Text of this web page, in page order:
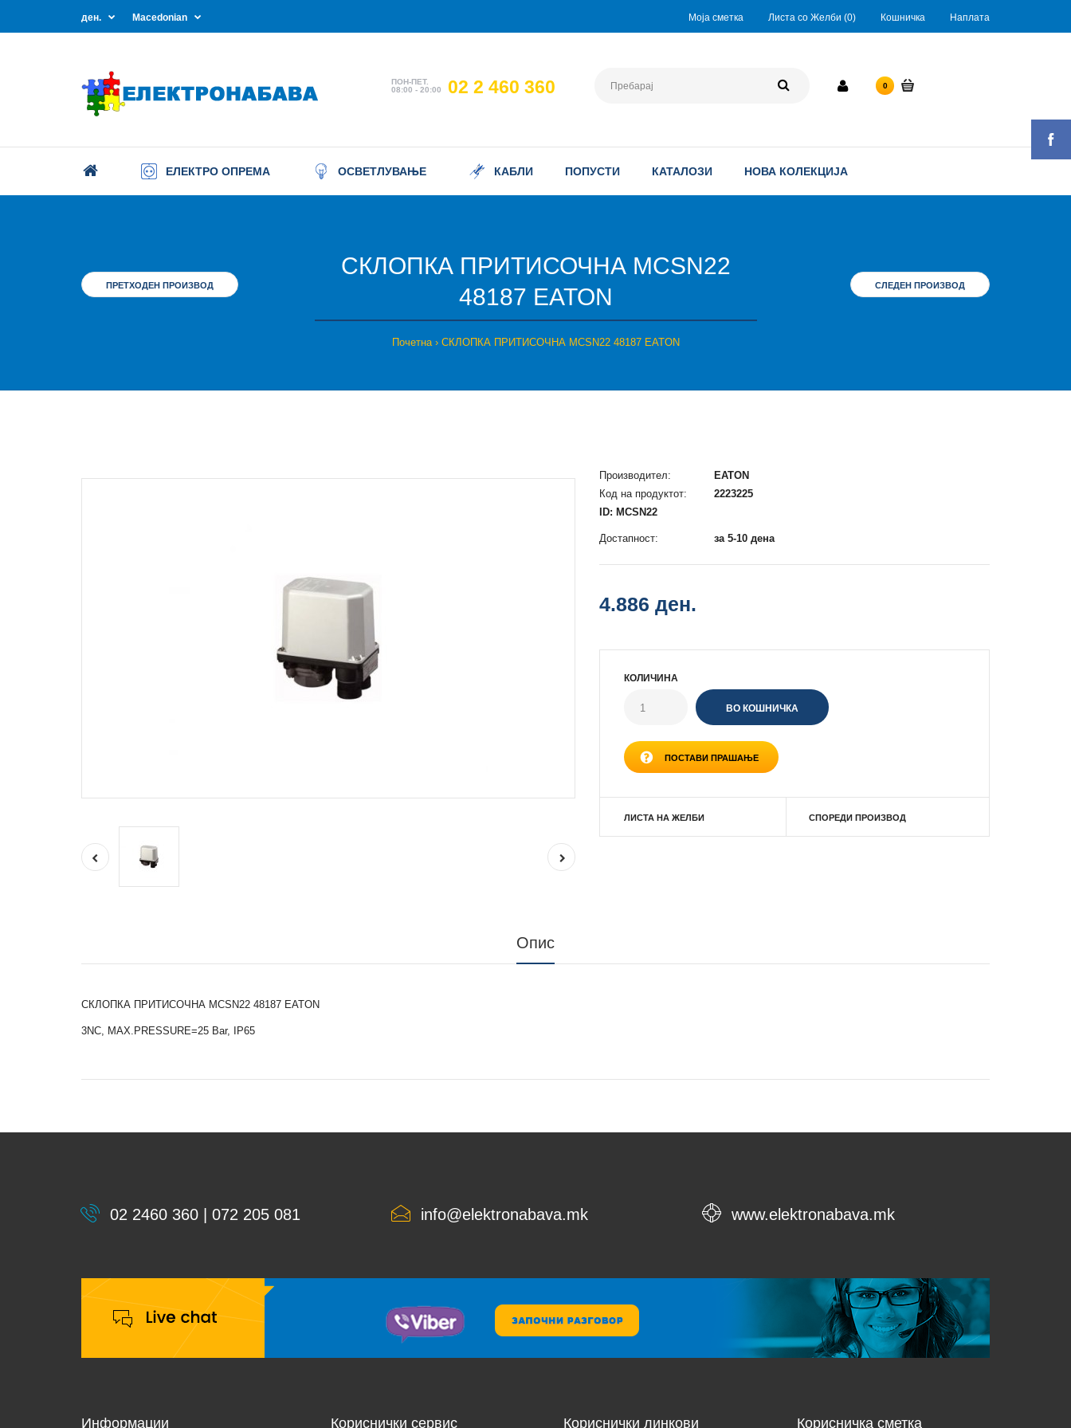
Моја сметка Листа со Желби (0) Кошничка Наплата
ден. Macedonian
ПОН-ПЕТ.
08:00 - 20:00
02 2 460 360 0
ЕЛЕКТРО ОПРЕМА ОСВЕТЛУВАЊЕ КАБЛИ ПОПУСТИ КАТАЛОЗИ НОВА КОЛЕКЦИЈА
ПРЕТХОДЕН ПРОИЗВОД
СКЛОПКА ПРИТИСОЧНА MCSN22
48187 EATON
Почетна СКЛОПКА ПРИТИСОЧНА MCSN22 48187 EATON
СЛЕДЕН ПРОИЗВОД
Производител:
EATON
Код на продуктот:
2223225
ID: MCSN22
Достапност: за 5-10 дена
4.886 ден.
КОЛИЧИНА
ПОСТАВИ ПРАШАЊЕ
ЛИСТА НА ЖЕЛБИ СПОРЕДИ ПРОИЗВОД
Опис
СКЛОПКА ПРИТИСОЧНА MCSN22 48187 EATON
3NC, MAX.PRESSURE=25 Bar, IP65
02 2460 360 | 072 205 081 info@elektronabava.mk www.elektronabava.mk
Информации Кориснички сервис Кориснички линкови Корисничка сметка